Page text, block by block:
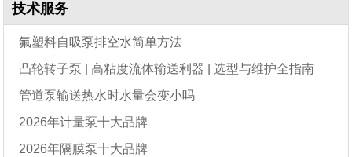
技术服务
氟塑料自吸泵排空水简单方法
凸轮转子泵 | 高粘度流体输送利器 | 选型与维护全指南
管道泵输送热水时水量会变小吗
2026年计量泵十大品牌
2026年隔膜泵十大品牌